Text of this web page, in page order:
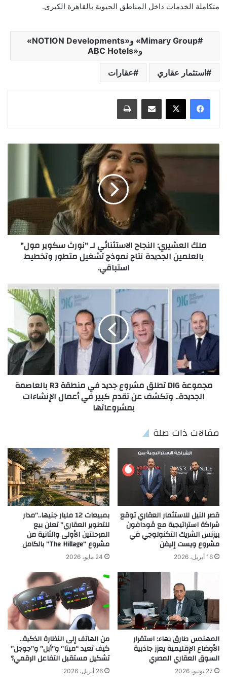
متكاملة الخدمات داخل المناطق الحيوية بالقاهرة الكبرى.
Mimary Group» و«NOTION Developments»
و«ABC Hotels
استثمار عقاري عقارات
مشاركة عبر البريد طباعة
ملك العشيري: النجاح الاستثنائي لـ "نورث سكوير مول"
بالعلمين الجديدة نتاج نموذج تشغيل متطور وتخطيط
استباقي.
مجموعة DIG تطلق مشروع جديد في منطقة R3 بالعاصمة
الجديدة.. وتكشف عن تقدم كبير في أعمال الإنشاءات
بمشروعاتها
مقالات ذات صلة
قصر النيل للاستثمار العقاري توقع
شراكة استراتيجية مع ڤودافون
بيزنس الشريك التكنولوجي في
مشروع ويست إليفن
16 أبريل، 2026
بمبيعات 12 مليار جنيها..”مدار
للتطوير العقاري” تعلن بيع
المرحلتين الأولى والثانية من
مشروع “The Hillage” بالكامل
24 مايو، 2026
المهندس طارق بهاء: استقرار
الأوضاع الإقليمية يعزز جاذبية
السوق العقاري المصري
27 يونيو، 2026
من الهاتف إلى النظارة الذكية..
كيف تعيد “ميتا” و”أبل” و”جوجل”
تشكيل مستقبل التفاعل الرقمي؟
26 أبريل، 2026